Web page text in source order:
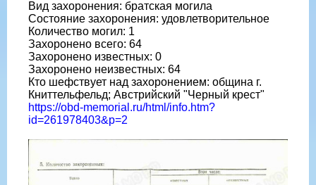
Вид захоронения: братская могила
Состояние захоронения: удовлетворительное
Количество могил: 1
Захоронено всего: 64
Захоронено известных: 0
Захоронено неизвестных: 64
Кто шефствует над захоронением: община г.
Книттельфельд; Австрийский "Черный крест"
https://obd-memorial.ru/html/info.htm?
id=261978403&p=2